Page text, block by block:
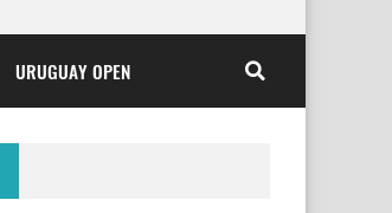
URUGUAY OPEN